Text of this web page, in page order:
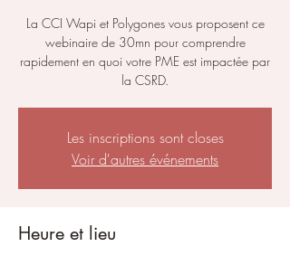
La CCI Wapi et Polygones vous proposent ce
webinaire de 30mn pour comprendre
rapidement en quoi votre PME est impactée par
la CSRD.
Les inscriptions sont closes
Voir d'autres événements
Heure et lieu